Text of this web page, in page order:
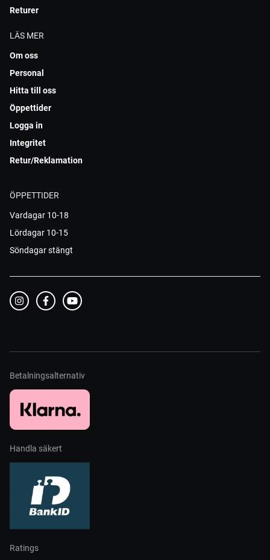
Returer
LÄS MER
Om oss
Personal
Hitta till oss
Öppettider
Logga in
Integritet
Retur/Reklamation
ÖPPETTIDER
Vardagar 10-18
Lördagar 10-15
Söndagar stängt
Betalningsalternativ
Handla säkert
Ratings